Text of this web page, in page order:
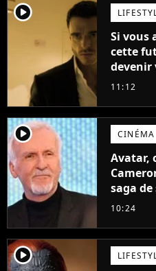
player2
Si vous
cette
devenir
11:12
player2 CINÉMA
Avatar,
saga
10:24
player2